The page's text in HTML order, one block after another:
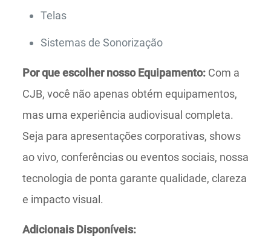
Telas
Sistemas de Sonorização
Por que escolher nosso Equipamento:Com a
CJB, você não apenas obtém equipamentos,
mas uma experiência audiovisual completa.
Seja para apresentações corporativas, shows
ao vivo, conferências ou eventos sociais, nossa
tecnologia de ponta garante qualidade, clareza
e impacto visual.
Adicionais Disponíveis: